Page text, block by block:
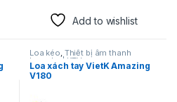
Add to wishlist
Loa kéo, Thiết bị âm thanh
karaoke | KTV
Loa xách tay VietK Amazing
V180